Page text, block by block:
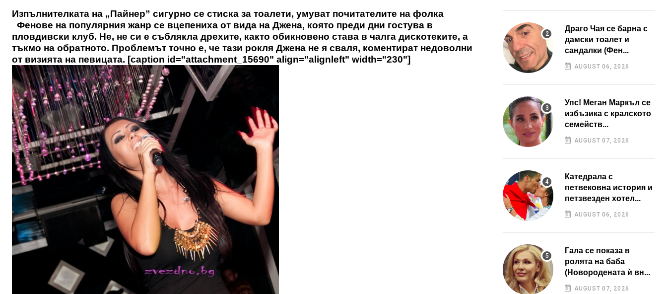
Изпълнителката на „Пайнер” сигурно се стиска за тоалети, умуват почитателите на фолка
Фенове на популярния жанр се вцепениха от вида на Джена, която преди дни гостува в
пловдивски клуб. Не, не си е съблякла дрехите, както обикновено става в чалга дискотеките, а
тъкмо на обратното. Проблемът точно е, че тази рокля Джена не я сваля, коментират недоволни
от визията на певицата. [caption id="attachment_15690" align="alignleft" width="230"]
Драго Чая се барна с
дамски тоалет и
сандалки (Фен...
AUGUST 06, 2026
Упс! Меган Маркъл се
избъзика с кралското
семейств...
AUGUST 07, 2026
Катедрала с
петвековна история и
петзвезден хотел...
AUGUST 06, 2026
Гала се показа в
ролята на баба
(Новородената ѝ вн...
AUGUST 07, 2026